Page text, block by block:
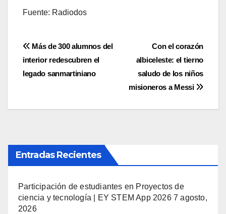
Fuente: Radiodos
Navegación
de
Con el corazón
albiceleste: el tierno
saludo de los niños
misioneros a Messi
Más de 300 alumnos del
interior redescubren el
legado sanmartiniano
Entradas Recientes
Participación de estudiantes en Proyectos de
ciencia y tecnología | EY STEM App 2026 7 agosto,
2026